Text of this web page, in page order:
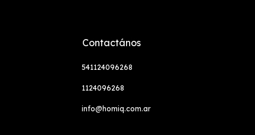
Contactános
541124096268
1124096268
info@homiq.com.ar